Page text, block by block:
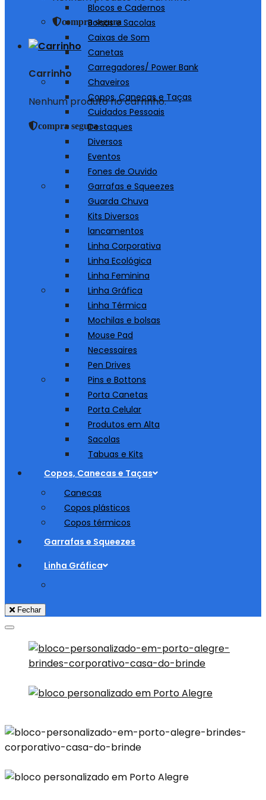
compra segura
Carrinho
Nenhum produto no carrinho.
compra segura
Blocos e Cadernos
Bolsas e Sacolas
Caixas de Som
Canetas
Carregadores/ Power Bank
Chaveiros
Copos, Canecas e Taças
Cuidados Pessoais
Destaques
Diversos
Eventos
Fones de Ouvido
Garrafas e Squeezes
Guarda Chuva
Kits Diversos
lancamentos
Linha Corporativa
Linha Ecológica
Linha Feminina
Linha Gráfica
Linha Térmica
Mochilas e bolsas
Mouse Pad
Necessaires
Pen Drives
Pins e Bottons
Porta Canetas
Porta Celular
Produtos em Alta
Sacolas
Tabuas e Kits
Copos, Canecas e Taças
Canecas
Copos plásticos
Copos térmicos
Garrafas e Squeezes
Linha Gráfica
Fechar